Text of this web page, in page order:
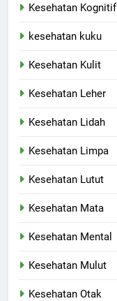
Kesehatan Kognitif
kesehatan kuku
Kesehatan Kulit
Kesehatan Leher
Kesehatan Lidah
Kesehatan Limpa
Kesehatan Lutut
Kesehatan Mata
Kesehatan Mental
Kesehatan Mulut
Kesehatan Otak